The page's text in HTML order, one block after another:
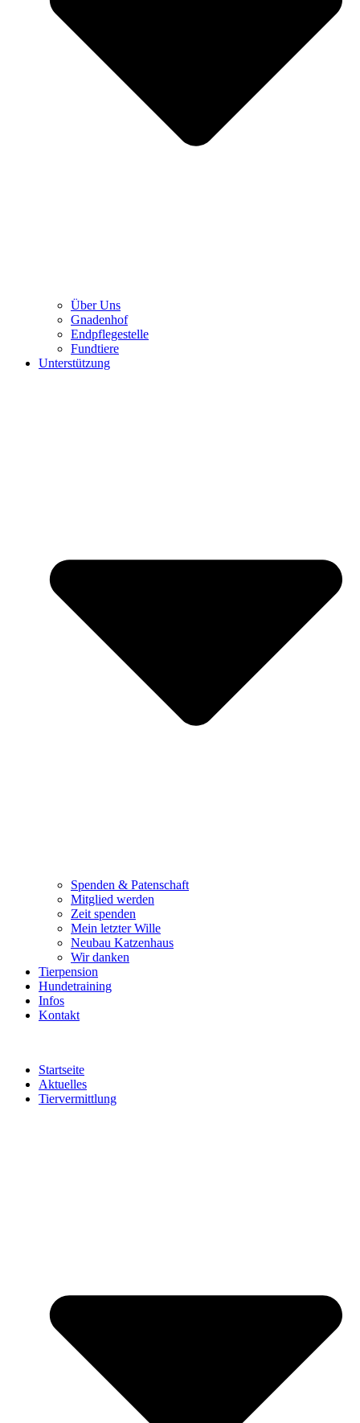
Über Uns
Gnadenhof
Endpflegestelle
Fundtiere
Unterstützung
Spenden & Patenschaft
Mitglied werden
Zeit spenden
Mein letzter Wille
Neubau Katzenhaus
Wir danken
Tierpension
Hundetraining
Infos
Kontakt
Startseite
Aktuelles
Tiervermittlung